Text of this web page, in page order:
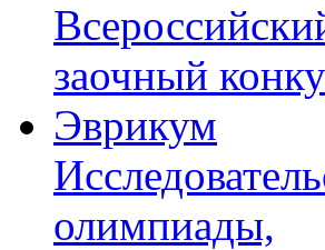
заочный
Эврикум
олимпиады,